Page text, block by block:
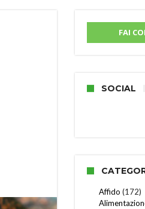
FAI
SOCIAL
Affido (172)